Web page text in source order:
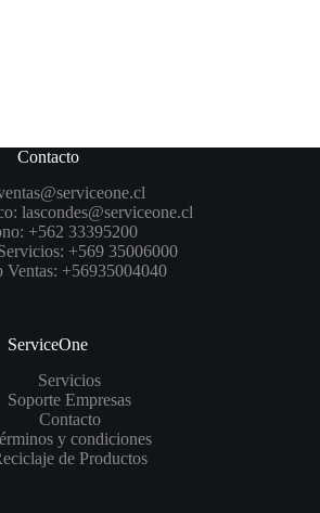
Contacto
lascondes@serviceone.cl
+562 33395200
+569 35006000
Ventas: +56935004040
ServiceOne
Servicios
Soporte Empresas
Contacto
y condiciones
de Productos